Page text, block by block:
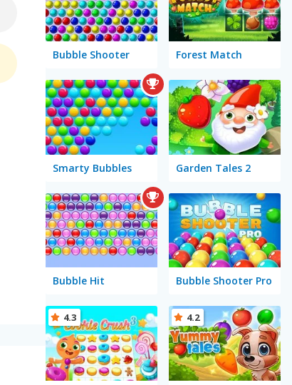
Bubble Shooter Forest Match
Smarty Bubbles Garden Tales 2
Bubble Hit Bubble Shooter Pro
4.3 4.2